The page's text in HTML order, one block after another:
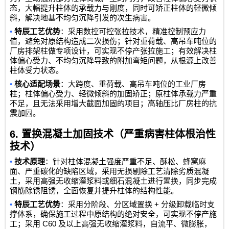
态，大幅提升柱体的承载力与刚度，同时可矫正柱体的轻微倾
斜，解决地基不均匀沉降引发的次生病害。
•特辰工艺优势：采用数控可控张拉技术，精准控制预应力
值，避免对原结构造成二次损伤；针对重荷载、高吊车吨位的
厂房排架柱做专项设计，可实现不停产张拉施工；有效解决柱
体偏心受力、不均匀沉降导致的附加弯矩问题，从根源上改善
柱体受力状态。
•核心适配场景：大跨度、重荷载、高吊车吨位的工业厂房
柱；柱体偏心受力、轻微倾斜的加固矫正；原柱体承载力严重
不足，且无法采用增大截面加固的项目；高轴压比厂房柱的抗
震加固。
6. 置换混凝土加固技术（严重病害柱体根治性
技术）
•技术原理：针对柱体混凝土强度严重不足、酥松、蜂窝麻
面、严重碳化的缺陷区域，采用无损剔除工艺清除劣质混凝
土，采用高强无收缩灌浆料或细石混凝土进行置换，同步完成
钢筋除锈阻锈，全面恢复并提升柱体的结构性能。
•特辰工艺优势：采用分阶段、分区域置换 +分级卸载临时支
撑体系，确保施工过程中原结构的绝对安全，可实现不停产施
工；采用C60 及以上高强无收缩灌浆料，自流平、微膨胀，